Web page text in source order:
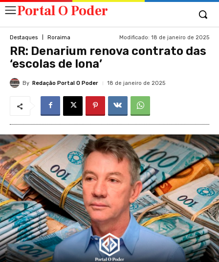
Portal O Poder
Destaques Roraima Modificado: 18 de janeiro de 2025
RR: Denarium renova contrato das
‘escolas de lona’
By Redação Portal O Poder 18 de janeiro de 2025